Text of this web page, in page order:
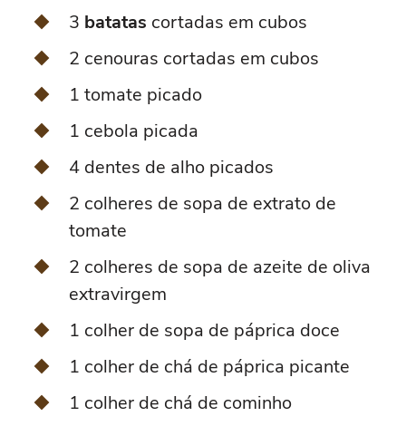
3 batatas cortadas em cubos
2 cenouras cortadas em cubos
1 tomate picado
1 cebola picada
4 dentes de alho picados
2 colheres de sopa de extrato de
tomate
2 colheres de sopa de azeite de oliva
extravirgem
1 colher de sopa de páprica doce
1 colher de chá de páprica picante
1 colher de chá de cominho